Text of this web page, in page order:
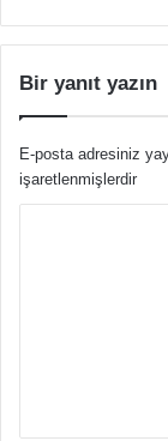
Bir yanıt yazın
E-posta adresiniz
işaretlenmişlerdir